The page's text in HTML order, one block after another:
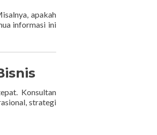
apakah
informasi ini
Konsultan
strategi